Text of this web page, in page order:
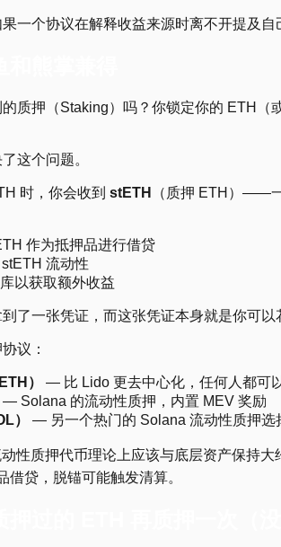
果一个协议在解释收益来源时离不开提及
质押（Staking）吗？你锁定你的 ETH
这个问题。
时，你会收到 stETH （质押 ETH）——
作为抵押品进行借贷
流动性
以获取额外收益
了一张凭证，而这张凭证本身就是你可以
议：
）
— 比 Lido 更去中心化，任何人都可
— Solana 的流动性质押，内置 MEV 奖励
） — 另一个热门的 Solana 流动性质押选
性质押代币理论上应该与底层资产保持
借贷，脱锚可能触发清算。